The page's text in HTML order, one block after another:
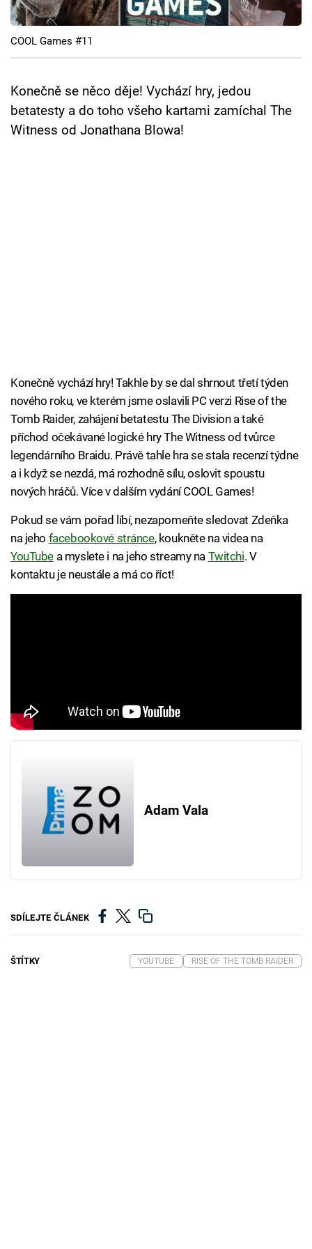
Cool Esport
Pořady
TV Program
Sledujte prima+
COOL Games #11
Konečně se něco děje! Vychází hry, jedou
betatesty a do toho všeho kartami zamíchal The
Witness od Jonathana Blowa!
Konečně vychází hry! Takhle by se dal shrnout třetí týden
nového roku, ve kterém jsme oslavili PC verzi Rise of the
Tomb Raider, zahájení betatestu The Division a také
příchod očekávané logické hry The Witness od tvůrce
legendárního Braidu. Právě tahle hra se stala recenzí týdne
a i když se nezdá, má rozhodně sílu, oslovit spoustu
nových hráčů. Více v dalším vydání COOL Games!
Pokud se vám pořad líbí, nezapomeňte sledovat Zdeňka
na jeho facebookové stránce, koukněte na videa na
YouTube a myslete i na jeho streamy na Twitchi. V
kontaktu je neustále a má co říct!
Adam Vala
SDÍLEJTE ČLÁNEK
ŠTÍTKY YOUTUBE RISE OF THE TOMB RAIDER